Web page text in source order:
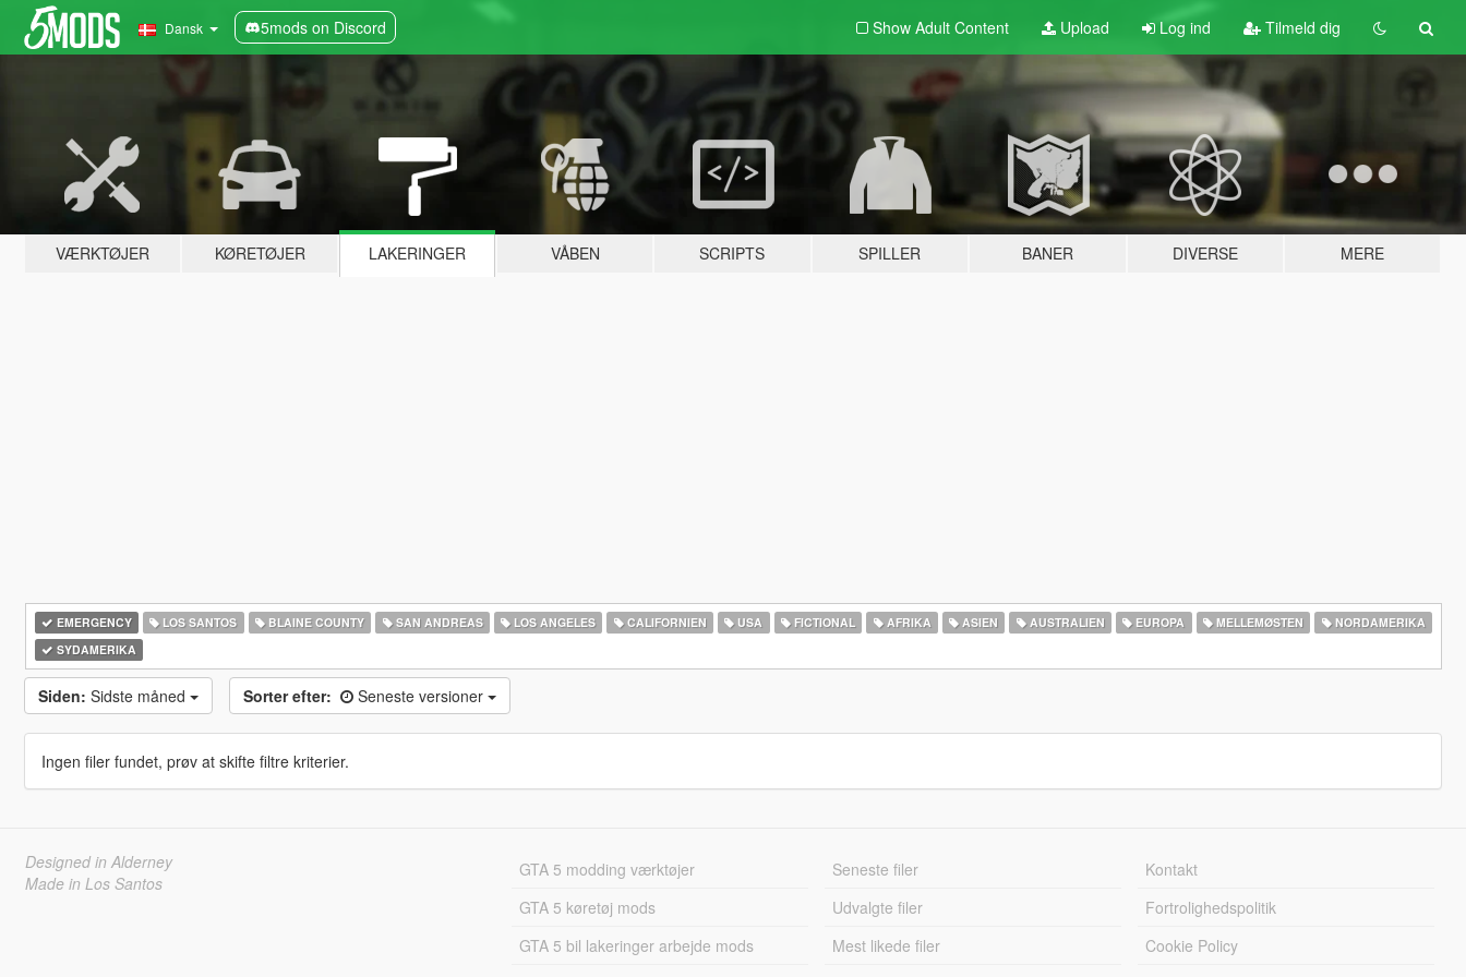
Dansk 5mods on Discord Show Adult Content Upload Log ind Tilmeld dig
VÆRKTØJER KØRETØJER LAKERINGER VÅBEN SCRIPTS SPILLER BANER DIVERSE MERE
EMERGENCY LOS SANTOS BLAINE COUNTY SAN ANDREAS LOS ANGELES CALIFORNIEN USA FICTIONAL AFRIKA ASIEN AUSTRALIEN EUROPA MELLEMØSTEN
NORDAMERIKA
SYDAMERIKA
Siden: Sidste måned Sorter efter: Seneste versioner
Ingen filer fundet, prøv at skifte filtre kriterier.
Designed in Alderney
Made in Los Santos
GTA 5 modding værktøjer
GTA 5 køretøj mods
GTA 5 bil lakeringer arbejde mods
Seneste filer
Udvalgte filer
Mest likede filer
Kontakt
Fortrolighedspolitik
Cookie Policy